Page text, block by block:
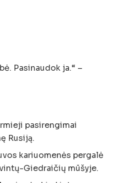
Pasinaudok ja.“ –
pasirengimai
Rusiją.
kariuomenės pergalė
Giedraičių mūšyje.